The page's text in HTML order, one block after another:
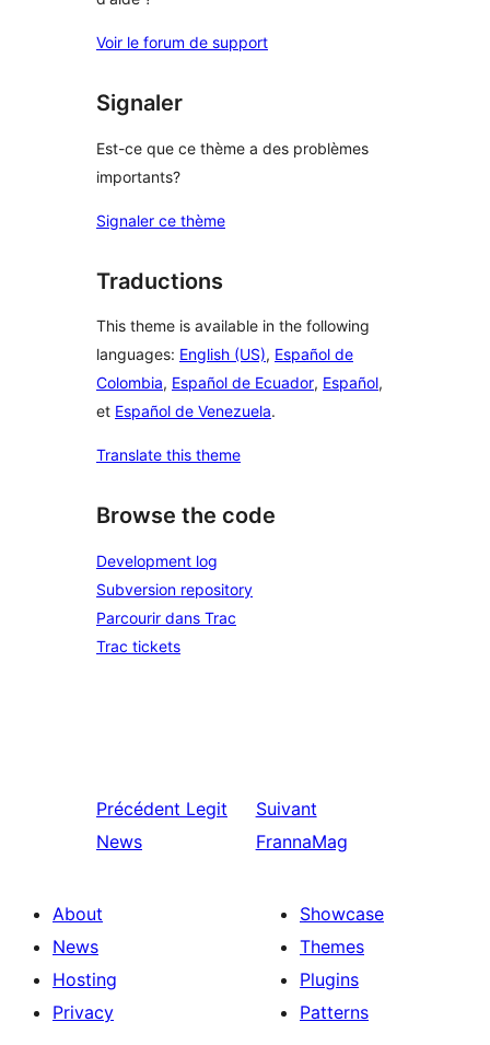
Voir le forum de support
Signaler
Est-ce que ce thème a des problèmes
importants?
Signaler ce thème
Traductions
This theme is available in the following
languages: English (US), Español de
Colombia, Español de Ecuador, Español,
et Español de Venezuela.
Translate this theme
Browse the code
Development log
Subversion repository
Parcourir dans Trac
Trac tickets
Précédent Legit
News
Suivant
FrannaMag
About
News
Hosting
Privacy
Showcase
Themes
Plugins
Patterns